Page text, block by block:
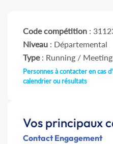
Code compétition :
Niveau : Départemental
Type: Running /
Personnes à contacter en cas
calendrier ou résultats
Vos principaux
Contact Engagement